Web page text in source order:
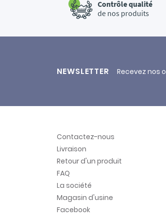
Contrôle qualité
de nos produits
NEWSLETTER Recevez nos
Contactez-nous
Livraison
Retour d'un produit
FAQ
La société
Magasin d'usine
Facebook